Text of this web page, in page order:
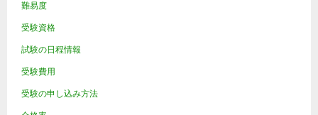
難易度
受験資格
試験の日程情報
受験費用
受験の申し込み方法